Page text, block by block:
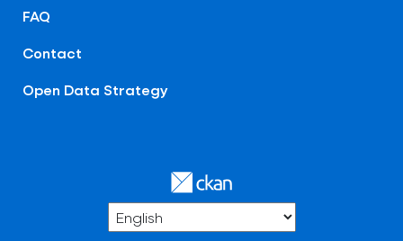
FAQ
Contact
Open Data Strategy